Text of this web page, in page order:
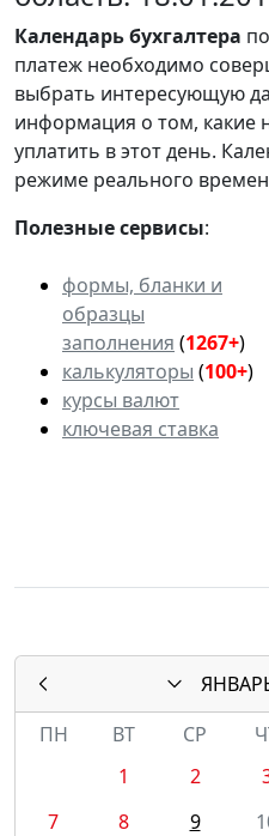
Календарьбухгалтера
платеж необходимо
выбрать интересующую
информация о том, какие
уплатить в этот день.
режиме реального
Полезные сервисы:
формы, бланки и
образцы
заполнения (1267+)
калькуляторы (100+)
курсы валют
ключевая ставка
ПН
ВТ СР
1
2
7
8 9